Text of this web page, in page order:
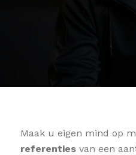
Maak u eigen mind op
referentiesvan een